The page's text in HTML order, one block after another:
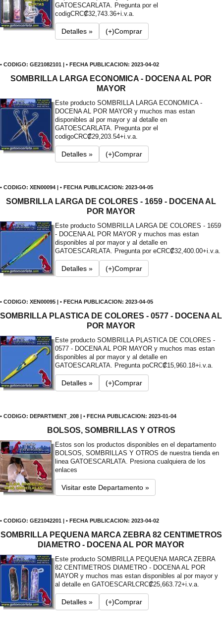
GATOESCARLATA. Pregunta por el
codigCRC₡32,743.36+i.v.a.
Detalles » (+)Comprar
• CODIGO: GE21082101 | • FECHA PUBLICACION: 2023-04-02
SOMBRILLA LARGA ECONOMICA - DOCENA AL POR
MAYOR
Este producto SOMBRILLA LARGA ECONOMICA -
DOCENA AL POR MAYOR y muchos mas estan
disponibles al por mayor y al detalle en
GATOESCARLATA. Pregunta por el
codigoCRC₡29,203.54+i.v.a.
Detalles » (+)Comprar
• CODIGO: XEN00094 | • FECHA PUBLICACION: 2023-04-05
SOMBRILLA LARGA DE COLORES - 1659 - DOCENA AL
POR MAYOR
Este producto SOMBRILLA LARGA DE COLORES - 1659
- DOCENA AL POR MAYOR y muchos mas estan
disponibles al por mayor y al detalle en
GATOESCARLATA. Pregunta por eCRC₡32,400.00+i.v.a.
Detalles » (+)Comprar
• CODIGO: XEN00095 | • FECHA PUBLICACION: 2023-04-05
SOMBRILLA PLASTICA DE COLORES - 0577 - DOCENA AL
POR MAYOR
Este producto SOMBRILLA PLASTICA DE COLORES -
0577 - DOCENA AL POR MAYOR y muchos mas estan
disponibles al por mayor y al detalle en
GATOESCARLATA. Pregunta poCRC₡15,960.18+i.v.a.
Detalles » (+)Comprar
• CODIGO: DEPARTMENT_208 | • FECHA PUBLICACION: 2023-01-04
BOLSOS, SOMBRILLAS Y OTROS
Estos son los productos disponibles en el departamento
BOLSOS, SOMBRILLAS Y OTROS de nuestra tienda en
linea GATOESCARLATA. Presiona cualquiera de los
enlaces
Visitar este Departamento »
• CODIGO: GE21042201 | • FECHA PUBLICACION: 2023-04-02
SOMBRILLA PEQUENA MARCA ZEBRA 82 CENTIMETROS
DIAMETRO - DOCENA AL POR MAYOR
Este producto SOMBRILLA PEQUENA MARCA ZEBRA
82 CENTIMETROS DIAMETRO - DOCENA AL POR
MAYOR y muchos mas estan disponibles al por mayor y
al detalle en GATOESCARL CRC₡25,663.72+i.v.a.
Detalles » (+)Comprar